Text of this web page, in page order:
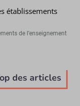
établissements
de l’enseignement
des articles